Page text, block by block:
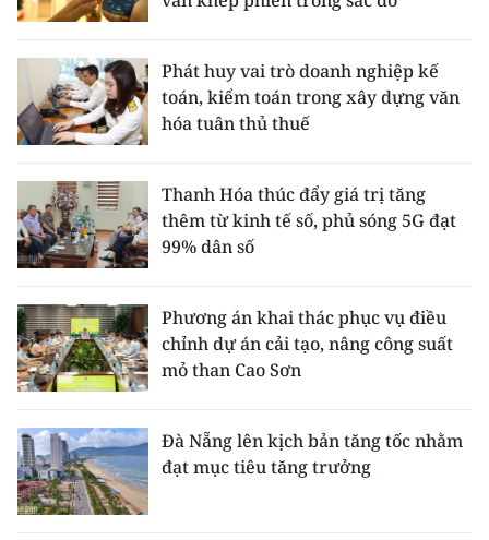
Phát huy vai trò doanh nghiệp kế
toán, kiểm toán trong xây dựng văn
hóa tuân thủ thuế
Thanh Hóa thúc đẩy giá trị tăng
thêm từ kinh tế số, phủ sóng 5G đạt
99% dân số
Phương án khai thác phục vụ điều
chỉnh dự án cải tạo, nâng công suất
mỏ than Cao Sơn
Đà Nẵng lên kịch bản tăng tốc nhằm
đạt mục tiêu tăng trưởng